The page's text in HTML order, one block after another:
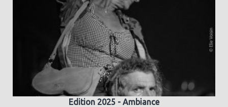
Edition 2025 - Ambiance